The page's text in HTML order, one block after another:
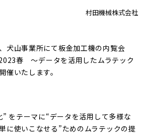
村田機械株式会社
犬山事業所にて板金加工機の内覧会
2023春 ～データを活用したムラテック
催いたします。
をテーマに“データを活用して多様な
に使いこなせる”ためのムラテックの提